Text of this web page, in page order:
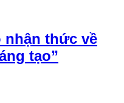
nhận thức về
tạo”